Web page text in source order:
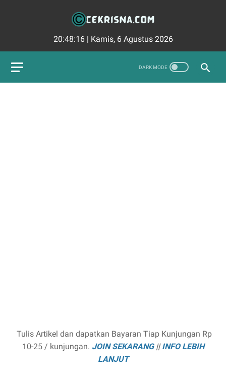
20:48:17| Kamis, 6 Agustus 2026
Tulis Artikel dan dapatkan Bayaran Tiap Kunjungan Rp
10-25 / kunjungan. JOIN SEKARANG||INFO LEBIH
LANJUT